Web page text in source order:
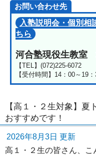
お問い合わせ先
入塾説明会・個別相
ちら
河合塾現役生教室
【TEL】(072)225-6072
【受付時間】14：00～19
【高１・２生対象】
おすすめです！
2026年8月3日 更新
高１・２生の皆さん、こ